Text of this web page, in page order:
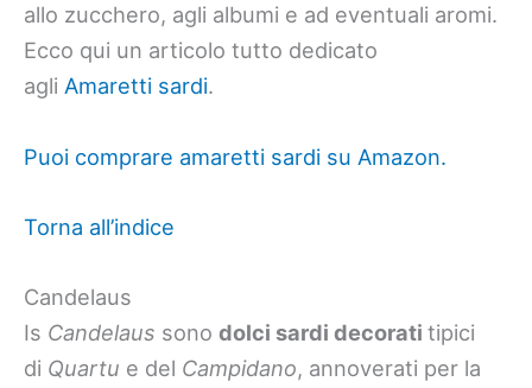
allo zucchero, agli albumi e ad eventuali aromi.
Ecco qui un articolo tutto dedicato
agli Amaretti sardi.
Puoi comprare amaretti sardi su Amazon.
Torna all’indice
Candelaus
Is Candelaus sono dolci sardi decorati tipici
di Quartu e del Campidano, annoverati per la